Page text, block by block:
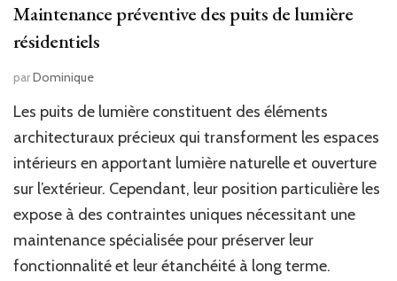
Maintenance préventive des puits de lumière
résidentiels
parDominique
Les puits de lumière constituent des éléments
architecturaux précieux qui transforment les espaces
intérieurs en apportant lumière naturelle et ouverture
sur l’extérieur. Cependant, leur position particulière les
expose à des contraintes uniques nécessitant une
maintenance spécialisée pour préserver leur
fonctionnalité et leur étanchéité à long terme.